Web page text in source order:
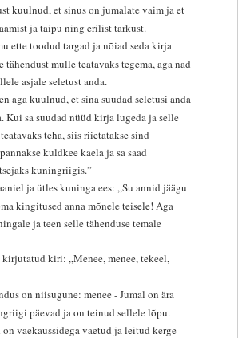
kuulnud, et sinus on jumalate vaim ja et
ja taipu ning erilist tarkust.
ette toodud targad ja nõiad seda kirja
tähendust mulle teatavaks tegema, aga nad
asjale seletust anda.
aga kuulnud, et sina suudad seletusi anda
Kui sa suudad nüüd kirja lugeda ja selle
teha, siis riietatakse sind
kuldkee kaela ja sa saad
kuningriigis.”
ja ütles kuninga ees: „Su annid jäägu
kingitused anna mõnele teisele! Aga
ja teen selle tähenduse temale
kirjutatud kiri: „Menee, menee, tekeel,
on niisugune: menee - Jumal on ära
päevad ja on teinud sellele lõpu.
on vaekaussidega vaetud ja leitud kerge